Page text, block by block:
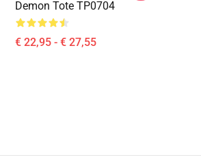
Demon Tote TP0704
€ 22,95 - € 27,55